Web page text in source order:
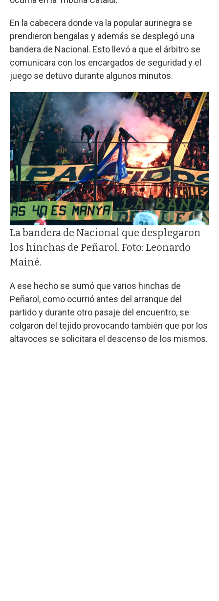
En la cabecera donde va la popular aurinegra se
prendieron bengalas y además se desplegó una
bandera de Nacional. Esto llevó a que el árbitro se
comunicara con los encargados de seguridad y el
juego se detuvo durante algunos minutos.
La bandera de Nacional que desplegaron
los hinchas de Peñarol. Foto: Leonardo
Mainé.
A ese hecho se sumó que varios hinchas de
Peñarol, como ocurrió antes del arranque del
partido y durante otro pasaje del encuentro, se
colgaron del tejido provocando también que por los
altavoces se solicitara el descenso de los mismos.